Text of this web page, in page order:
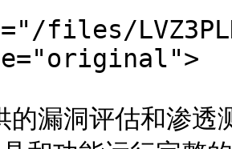
files/
漏洞评估和渗透